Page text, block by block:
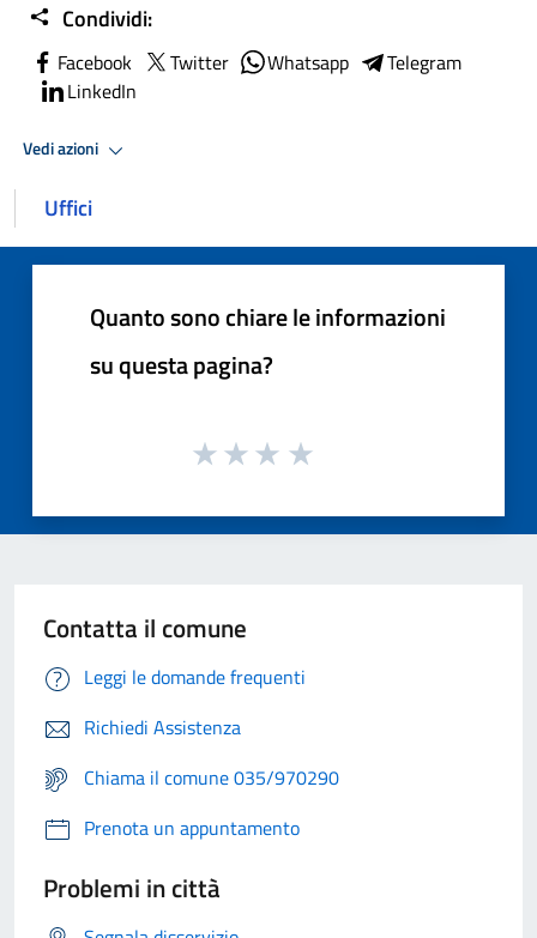
Condividi:
Facebook Twitter Whatsapp
Telegram
LinkedIn
Vedi azioni
Uffici
Quanto sono chiare le informazioni
su questa pagina?
Contatta il comune
Leggi le domande frequenti
Richiedi Assistenza
Chiama il comune 035/970290
Prenota un appuntamento
Problemi in città